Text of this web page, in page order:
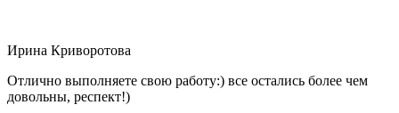
Ирина Криворотова
Отлично выполняете свою работу:) все остались более чем
довольны, респект!)